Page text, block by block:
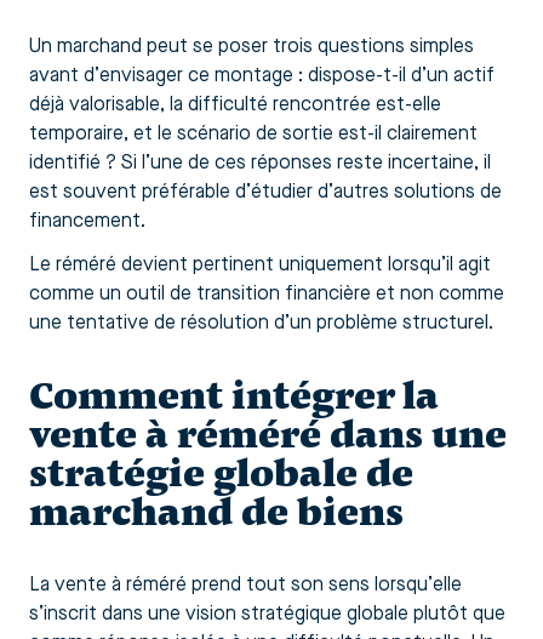
Un marchand peut se poser trois questions simples
avant d’envisager ce montage : dispose-t-il d’un actif
déjà valorisable, la difficulté rencontrée est-elle
temporaire, et le scénario de sortie est-il clairement
identifié ? Si l’une de ces réponses reste incertaine, il
est souvent préférable d’étudier d’autres solutions de
financement.
Le réméré devient pertinent uniquement lorsqu’il agit
comme un outil de transition financière et non comme
une tentative de résolution d’un problème structurel.
Comment intégrer la
vente à réméré dans une
stratégie globale de
marchand de biens
La vente à réméré prend tout son sens lorsqu’elle
s’inscrit dans une vision stratégique globale plutôt que